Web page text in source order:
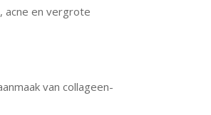
acne en vergrote
van collageen-